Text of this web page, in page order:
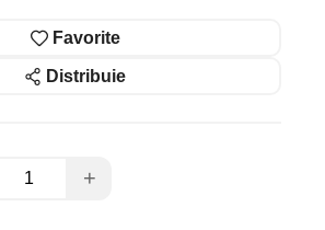
Favorite
Distribuie
+